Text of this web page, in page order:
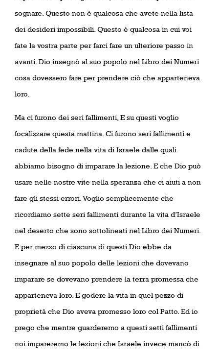
sognare. Questo non è qualcosa che avete nella lista
dei desideri impossibili. Questo è qualcosa in cui voi
fate la vostra parte per farci fare un ulteriore passo in
avanti. Dio insegnò al suo popolo nel Libro dei Numeri
cosa dovessero fare per prendere ciò che apparteneva
loro.
Ma ci furono dei seri fallimenti, E su questi voglio
focalizzare questa mattina. Ci furono seri fallimenti e
cadute della fede nella vita di Israele dalle quali
abbiamo bisogno di imparare la lezione. E che Dio può
usare nelle nostre vite nella speranza che ci aiuti a non
fare gli stessi errori. Voglio semplicemente che
ricordiamo sette seri fallimenti durante la vita d’Israele
nel deserto che sono sottolineati nel Libro dei Numeri.
E per mezzo di ciascuna di questi Dio ebbe da
insegnare al suo popolo delle lezioni che dovevano
imparare se dovevano prendere la terra promessa che
apparteneva loro. E godere la vita in quel pezzo di
proprietà che Dio aveva promesso loro col Patto. Ed io
prego che mentre guarderemo a questi setti fallimenti
noi impareremo le lezioni che Israele invece mancò di